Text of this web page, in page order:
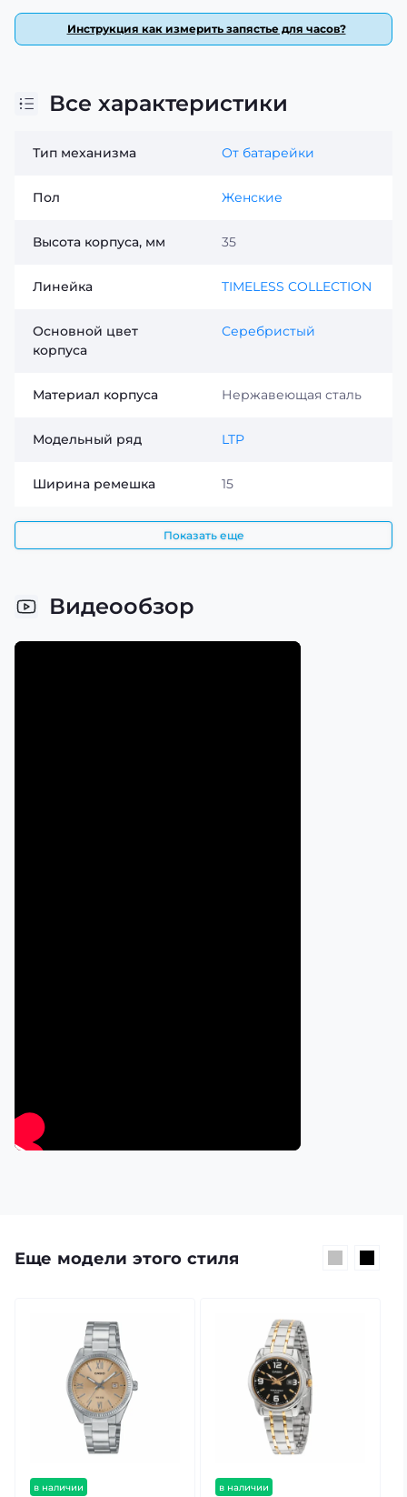
Инструкция как измерить запястье для часов?
Все характеристики
Тип механизма От батарейки
Пол Женские
Высота корпуса, мм 35
Линейка TIMELESS COLLECTION
Основной цвет
корпуса
Серебристый
Материал корпуса Нержавеющая сталь
Модельный ряд LTP
Ширина ремешка 15
Показать еще
Видеообзор
Еще модели этого стиля
в наличии в наличии